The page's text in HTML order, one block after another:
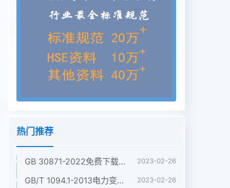
热门推荐
GB 30871-2022免费下载危险化学品企业特殊作业安全规范 2023-02-26
GB/T 1094.1-2013电力变压器 第1部分:总则 2023-02-26